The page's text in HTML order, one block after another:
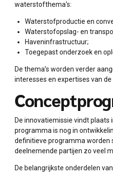
waterstofthema's:
Waterstofproductie en
Waterstofopslag- en
Haveninfrastructuur;
Toegepast onderzoek en
De thema’s worden verder
interesses en expertises van
De innovatiemissie vindt plaats
programma is nog in
definitieve programma worden
deelnemende partijen zo veel
De belangrijkste onderdelen